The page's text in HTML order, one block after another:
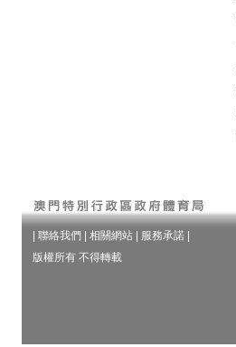
聯絡我們 相關網站 服務承諾
版權所有 不得轉載